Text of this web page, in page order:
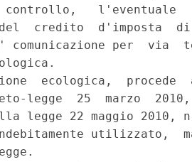
l'eventuale
credito  d'imposta
comunicazione per  via
ecologica,  procede
legge  25  marzo
legge 22 maggio 2010,
utilizzato,